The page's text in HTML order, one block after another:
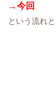
→今回
という流れ